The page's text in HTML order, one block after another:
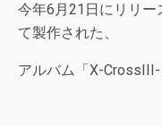
今年6月21日にリリー
て製作された、
アルバム「X-CrossIII-